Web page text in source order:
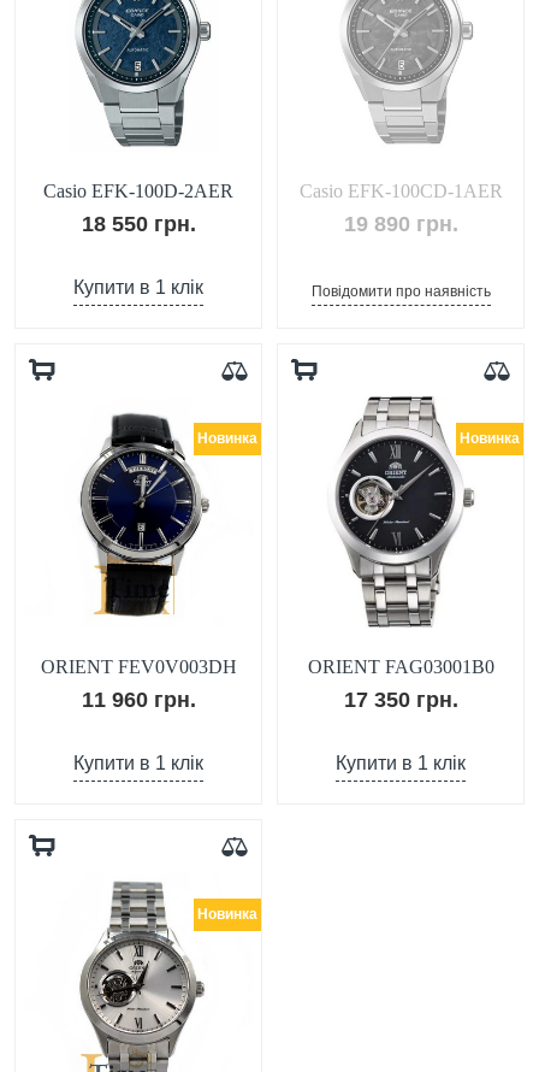
Casio EFK-100D-2AER
18 550 грн.
Купити в 1 клік
Casio EFK-100CD-1AER
19 890 грн.
Повідомити про наявність
Новинка
ORIENT FEV0V003DH
11 960 грн.
Купити в 1 клік
Новинка
ORIENT FAG03001B0
17 350 грн.
Купити в 1 клік
Новинка